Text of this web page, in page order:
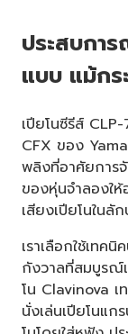
ประสบกา
แบบ แม้ก
เปียโนซีรีส์
CFX ของ
พลิงที่อาศัยการ
ของหุ่นจำลองใ
เสียงเปียโนในลั
เราเลือกใช้เทค
กังวาลที่สมบูรณ์แ
โน Clavinova เ
นั่งเล่นเปียโนแก